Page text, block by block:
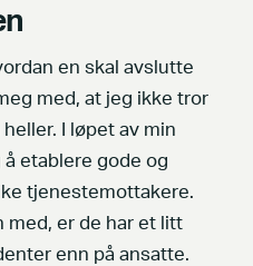
en skal avslutte
med, at jeg ikke tror
I løpet av min
etablere gode og
tjenestemottakere.
med, er de har et litt
enn på ansatte.